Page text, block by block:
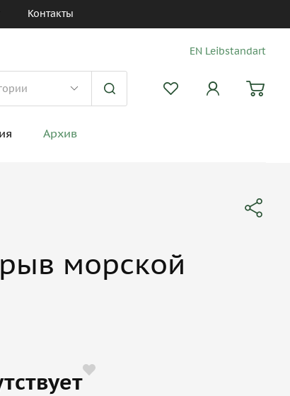
Контакты
EN Leibstandart
Архив
морской